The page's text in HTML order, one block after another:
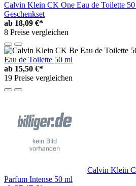
Calvin Klein CK One Eau de Toilette
Geschenkset
ab 18,09 €*
8 Preise vergleichen
Eau de Toilette 50 ml
ab 15,50 €*
19 Preise vergleichen
Calvin Klein
Parfum Intense 50 ml